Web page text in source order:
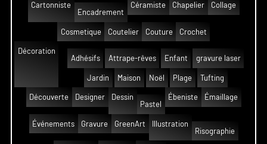
Cartonniste
Encadrement
Céramiste Chapelier Collage
Cosmetique Coutelier Couture Crochet
Décoration
Adhésifs
Attrape-rêves Enfant gravure laser
Jardin Maison Noël Plage Tufting
Découverte Designer
Dessin
Pastel
Ébeniste Émaillage
Événements Gravure GreenArt
Illustration
Risographie